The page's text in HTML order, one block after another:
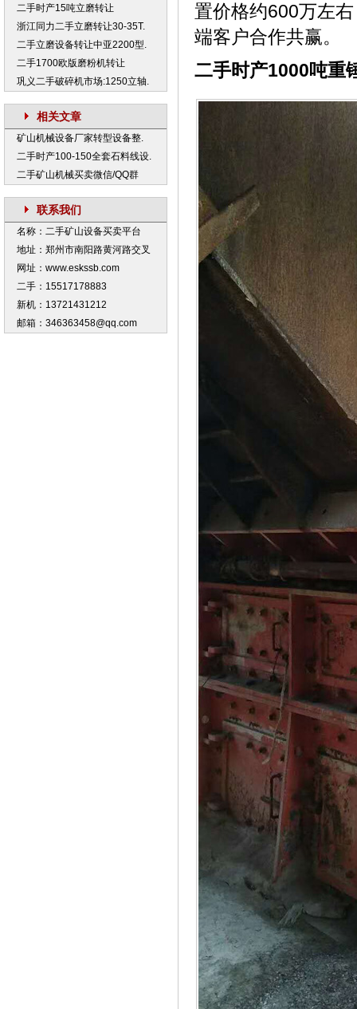
二手时产15吨立磨转让
浙江同力二手立磨转让30-35T.
二手立磨设备转让中亚2200型.
二手1700欧版磨粉机转让
巩义二手破碎机市场:1250立轴.
相关文章
矿山机械设备厂家转型设备整.
二手时产100-150全套石料线设.
二手矿山机械买卖微信/QQ群
联系我们
名称：二手矿山设备买卖平台
地址：郑州市南阳路黄河路交叉
网址：www.eskssb.com
二手：15517178883
新机：13721431212
邮箱：346363458@qq.com
置价格约600万左
端客户合作共赢。
二手时产1000吨重